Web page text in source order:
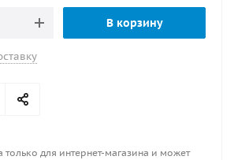
В корзину
только для интернет-магазина и может